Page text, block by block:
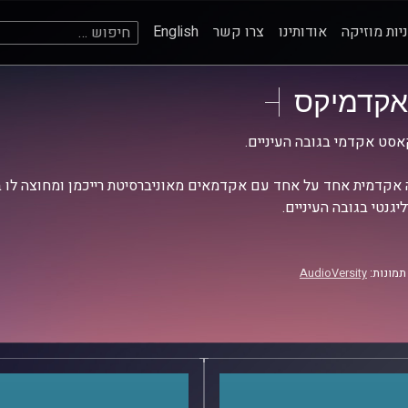
מוזיקה אודותינו צרו קשר English חיפוש:
אקדמיקס
אקדמי בגובה העיניים.
אקדמית אחד על אחד עם אקדמאים מאוניברסיטת רייכמן ומחוצה לו
בגובה העיניים.
AudioVersity